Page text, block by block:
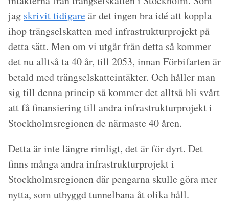
jag skrivit tidigareär det ingen bra idé att koppla
ihop trängselskatten med infrastrukturprojekt på
detta sätt. Men om vi utgår från detta så kommer
det nu alltså ta 40 år, till 2053, innan Förbifarten är
betald med trängselskatteintäkter. Och håller man
sig till denna princip så kommer det alltså bli svårt
att få finansiering till andra infrastrukturprojekt i
Stockholmsregionen de närmaste 40 åren.
Detta är inte längre rimligt, det är för dyrt. Det
finns många andra infrastrukturprojekt i
Stockholmsregionen där pengarna skulle göra mer
nytta, som utbyggd tunnelbana åt olika håll.